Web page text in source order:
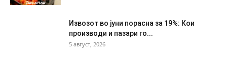
Извозот во јуни порасна за 19%: Кои
производи и пазари го...
5 август, 2026